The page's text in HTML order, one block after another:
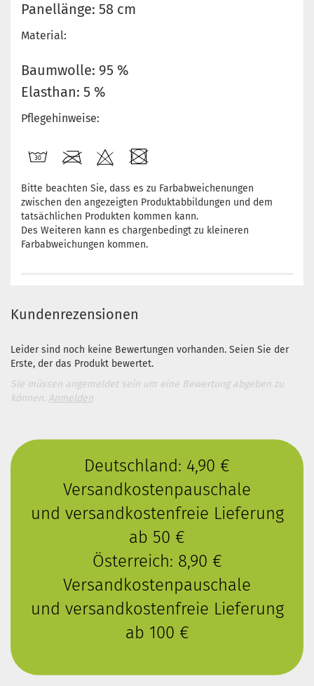
Panellänge: 58 cm
Material:
Baumwolle: 95 %
Elasthan: 5 %
Pflegehinweise:
Bitte beachten Sie, dass es zu Farbabweichenungen
zwischen den angezeigten Produktabbildungen und dem
tatsächlichen Produkten kommen kann.
Des Weiteren kann es chargenbedingt zu kleineren
Farbabweichungen kommen.
Kundenrezensionen
Leider sind noch keine Bewertungen vorhanden. Seien Sie der
Erste, der das Produkt bewertet.
Sie müssen angemeldet sein um eine Bewertung abgeben zu
können. Anmelden
Deutschland: 4,90 €
Versandkostenpauschale
und versandkostenfreie Lieferung
ab 50 €
Österreich: 8,90 €
Versandkostenpauschale
und versandkostenfreie Lieferung
ab 100 €